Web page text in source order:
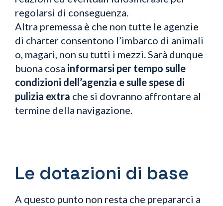
regolarsi di conseguenza.
Altra premessa è che non tutte le agenzie
di charter consentono l’imbarco di animali
o, magari, non su tutti i mezzi. Sarà dunque
buona cosa informarsi per tempo sulle
condizioni dell’agenzia e sulle spese di
pulizia extra che si dovranno affrontare al
termine della navigazione.
Le dotazioni di base
A questo punto non resta che prepararci a